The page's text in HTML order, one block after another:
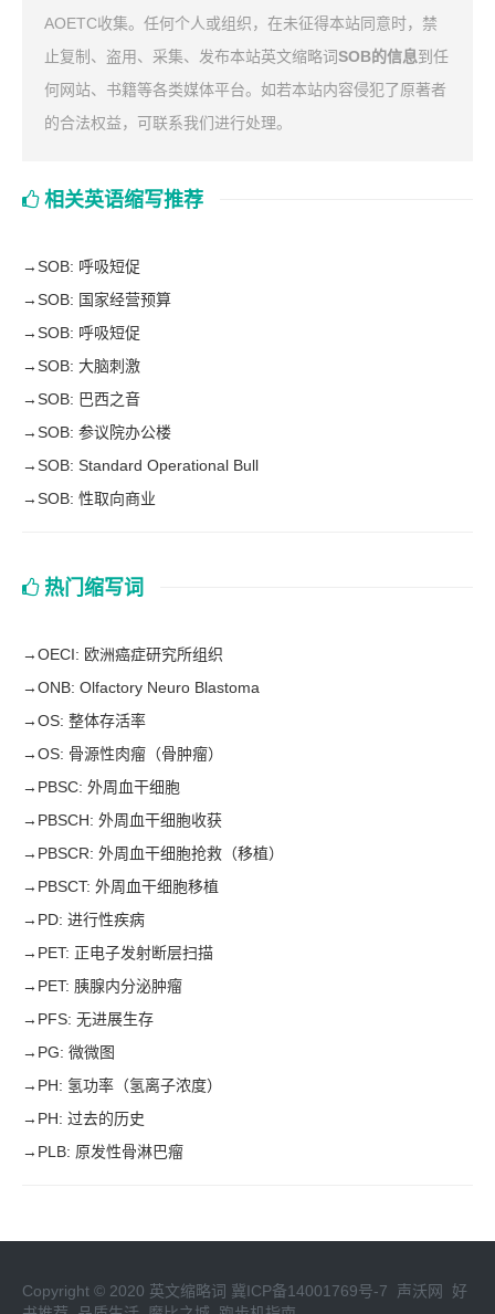
AOETC收集。任何个人或组织，在未征得本站同意时，禁
止复制、盗用、采集、发布本站英文缩略词SOB的信息到任
何网站、书籍等各类媒体平台。如若本站内容侵犯了原著者
的合法权益，可联系我们进行处理。
相关英语缩写推荐
→SOB: 呼吸短促
→SOB: 国家经营预算
→SOB: 呼吸短促
→SOB: 大脑刺激
→SOB: 巴西之音
→SOB: 参议院办公楼
→SOB: Standard Operational Bull
→SOB: 性取向商业
热门缩写词
→OECI: 欧洲癌症研究所组织
→ONB: Olfactory Neuro Blastoma
→OS: 整体存活率
→OS: 骨源性肉瘤（骨肿瘤）
→ PBSC: 外周血干细胞
→ PBSCH: 外周血干细胞收获
→ PBSCR: 外周血干细胞抢救（移植）
→ PBSCT: 外周血干细胞移植
→ PD: 进行性疾病
→ PET: 正电子发射断层扫描
→ PET: 胰腺内分泌肿瘤
→ PFS: 无进展生存
→ PG: 微微图
→ PH: 氢功率（氢离子浓度）
→ PH: 过去的历史
→ PLB: 原发性骨淋巴瘤
Copyright © 2020 英文缩略词 冀ICP备14001769号-7 声沃网
好